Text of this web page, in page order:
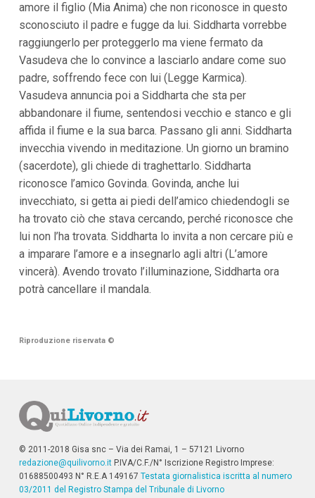
amore il figlio (Mia Anima) che non riconosce in questo
sconosciuto il padre e fugge da lui. Siddharta vorrebbe
raggiungerlo per proteggerlo ma viene fermato da
Vasudeva che lo convince a lasciarlo andare come suo
padre, soffrendo fece con lui (Legge Karmica).
Vasudeva annuncia poi a Siddharta che sta per
abbandonare il fiume, sentendosi vecchio e stanco e gli
affida il fiume e la sua barca. Passano gli anni. Siddharta
invecchia vivendo in meditazione. Un giorno un bramino
(sacerdote), gli chiede di traghettarlo. Siddharta
riconosce l’amico Govinda. Govinda, anche lui
invecchiato, si getta ai piedi dell’amico chiedendogli se
ha trovato ciò che stava cercando, perché riconosce che
lui non l’ha trovata. Siddharta lo invita a non cercare più e
a imparare l’amore e a insegnarlo agli altri (L’amore
vincerà). Avendo trovato l’illuminazione, Siddharta ora
potrà cancellare il mandala.
Riproduzione riservata ©
© 2011-2018 Gisa snc – Via dei Ramai, 1 – 57121 Livorno
redazione@quilivorno.itP.IVA/C.F./N° Iscrizione Registro Imprese:
01688500493 N° R.E.A 149167 Testata giornalistica iscritta al numero
03/2011 del Registro Stampa del Tribunale di Livorno